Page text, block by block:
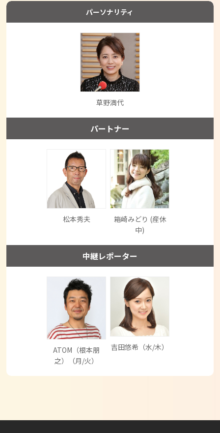
パーソナリティ
草野満代
パートナー
松本秀夫
箱崎みどり (産休
中)
中継レポーター
ATOM（根本朋
之）（月/火）
吉田悠希（水/木）